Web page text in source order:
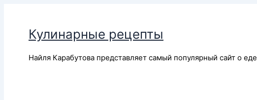
содержимому
Кулинарные рецепты
Найля Карабутова представляет самый популярный сайт о еде